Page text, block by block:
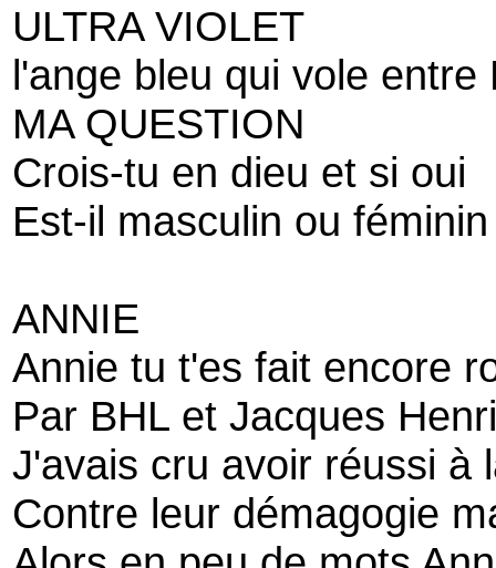
ULTRA VIOLET
l'ange bleu qui vole entre
MA QUESTION
Crois-tu en dieu et si oui
Est-il masculin ou
ANNIE
Annie tu t'es fait encore
Par BHL et Jacques
J'avais cru avoir réussi à
Contre leur démagogie